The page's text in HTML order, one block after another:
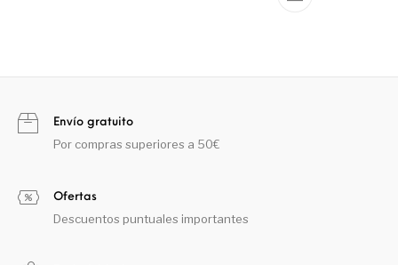
Envío gratuito
Por compras superiores a 50€
Ofertas
Descuentos puntuales importantes